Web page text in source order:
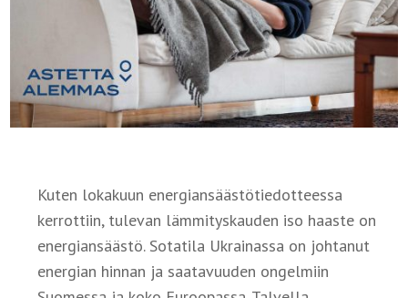
Kuten lokakuun energiansäästötiedotteessa
kerrottiin, tulevan lämmityskauden iso haaste on
energiansäästö. Sotatila Ukrainassa on johtanut
energian hinnan ja saatavuuden ongelmiin